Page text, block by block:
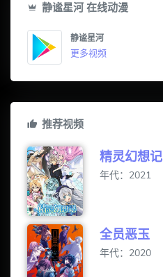
静谧星河 在线动漫
静谧星河
更多视频
推荐视频
精灵幻想记
年代：2021
全员恶玉
年代：2020